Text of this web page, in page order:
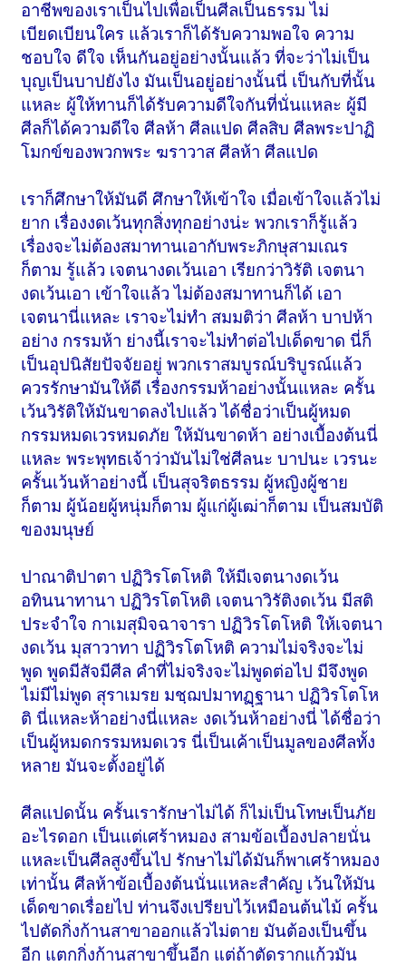
อาชีพของเราเป็นไปเพื่อเป็นศีลเป็นธรรม ไม่
เบียดเบียนใคร แล้วเราก็ได้รับความพอใจ ความ
ชอบใจ ดีใจ เห็นกันอยู่อย่างนั้นแล้ว ที่จะว่าไม่เป็น
บุญเป็นบาปยังไง มันเป็นอยู่อย่างนั้นนี่ เป็นกับที่นั้น
แหละ ผู้ให้ทานก็ได้รับความดีใจกันที่นั่นแหละ ผู้มี
ศีลก็ได้ความดีใจ ศีลห้า ศีลแปด ศีลสิบ ศีลพระปาฏิ
โมกข์ของพวกพระ ฆราวาส ศีลห้า ศีลแปด
เราก็ศึกษาให้มันดี ศึกษาให้เข้าใจ เมื่อเข้าใจแล้วไม่
ยาก เรื่องงดเว้นทุกสิ่งทุกอย่างน่ะ พวกเราก็รู้แล้ว
เรื่องจะไม่ต้องสมาทานเอากับพระภิกษุสามเณร
ก็ตาม รู้แล้ว เจตนางดเว้นเอา เรียกว่าวิรัติ เจตนา
งดเว้นเอา เข้าใจแล้ว ไม่ต้องสมาทานก็ได้ เอา
เจตนานี่แหละ เราจะไม่ทำ สมมติว่า ศีลห้า บาปห้า
อย่าง กรรมห้า ย่างนี้เราจะไม่ทำต่อไปเด็ดขาด นี่ก็
เป็นอุปนิสัยปัจจัยอยู่ พวกเราสมบูรณ์บริบูรณ์แล้ว
ควรรักษามันให้ดี เรื่องกรรมห้าอย่างนั้นแหละ ครั้น
เว้นวิรัติให้มันขาดลงไปแล้ว ได้ชื่อว่าเป็นผู้หมด
กรรมหมดเวรหมดภัย ให้มันขาดห้า อย่างเบื้องต้นนี่
แหละ พระพุทธเจ้าว่ามันไม่ใช่ศีลนะ บาปนะ เวรนะ
ครั้นเว้นห้าอย่างนี้ เป็นสุจริตธรรม ผู้หญิงผู้ชาย
ก็ตาม ผู้น้อยผู้หนุ่มก็ตาม ผู้แก่ผู้เฒ่าก็ตาม เป็นสมบัติ
ของมนุษย์
ปาณาติปาตา ปฏิวิรโตโหติ ให้มีเจตนางดเว้น
อทินนาทานา ปฏิวิรโตโหติ เจตนาวิรัติงดเว้น มีสติ
ประจำใจ กาเมสุมิจฉาจารา ปฏิวิรโตโหติ ให้เจตนา
งดเว้น มุสาวาทา ปฏิวิรโตโหติ ความไม่จริงจะไม่
พูด พูดมีสัจมีศีล คำที่ไม่จริงจะไม่พูดต่อไป มีจึงพูด
ไม่มีไม่พูด สุราเมรย มชฺฌปมาทฏฺฐานา ปฏิวิรโตโห
ติ นี่แหละห้าอย่างนี่แหละ งดเว้นห้าอย่างนี่ ได้ชื่อว่า
เป็นผู้หมดกรรมหมดเวร นี่เป็นเค้าเป็นมูลของศีลทั้ง
หลาย มันจะตั้งอยู่ได้
ศีลแปดนั้น ครั้นเรารักษาไม่ได้ ก็ไม่เป็นโทษเป็นภัย
อะไรดอก เป็นแต่เศร้าหมอง สามข้อเบื้องปลายนั่น
แหละเป็นศีลสูงขึ้นไป รักษาไม่ได้มันก็พาเศร้าหมอง
เท่านั้น ศีลห้าข้อเบื้องต้นนั่นแหละสำคัญ เว้นให้มัน
เด็ดขาดเรื่อยไป ท่านจึงเปรียบไว้เหมือนต้นไม้ ครั้น
ไปตัดกิ่งก้านสาขาออกแล้วไม่ตาย มันต้องเป็นขึ้น
อีก แตกกิ่งก้านสาขาขึ้นอีก แต่ถ้าตัดรากแก้วมัน